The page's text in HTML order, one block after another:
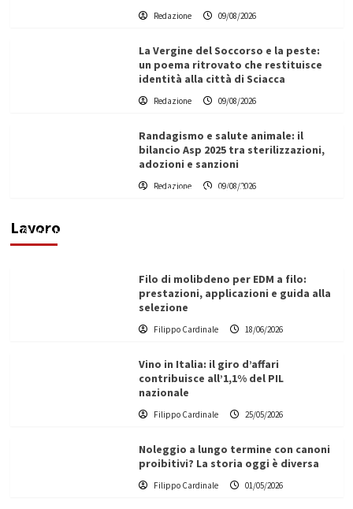
Redazione 09/08/2026
La Vergine del Soccorso e la peste:
un poema ritrovato che restituisce
identità alla città di Sciacca
Redazione 09/08/2026
Randagismo e salute animale: il
bilancio Asp 2025 tra sterilizzazioni,
adozioni e sanzioni
Redazione 09/08/2026
Lavoro
L’ingegnere saccense Buscarnera partner chiave
di un progetto transnazionale per la transizione
Filippo Cardinale
Filo di molibdeno per EDM a filo:
prestazioni, applicazioni e guida alla
selezione
Filippo Cardinale 18/06/2026
Vino in Italia: il giro d’affari
contribuisce all’1,1% del PIL
nazionale
Filippo Cardinale 25/05/2026
Noleggio a lungo termine con canoni
proibitivi? La storia oggi è diversa
Filippo Cardinale 01/05/2026